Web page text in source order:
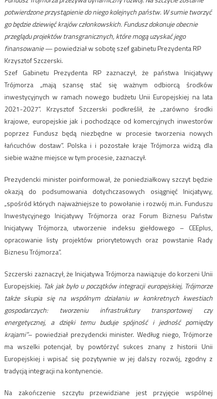
potwierdzone przystąpienie do niego kolejnych państw. W sumie tworzyć
go będzie dziewięć krajów członkowskich. Fundusz dokonuje obecnie
przeglądu projektów transgranicznych, które mogą uzyskać jego
finansowanie— powiedział w sobotę szef gabinetu Prezydenta RP
Krzysztof Szczerski.
Szef Gabinetu Prezydenta RP zaznaczył, że państwa Inicjatywy
Trójmorza „mają szansę stać się ważnym odbiorcą środków
inwestycyjnych w ramach nowego budżetu Unii Europejskiej na lata
2021-2027”. Krzysztof Szczerski podkreślił, że „zarówno środki
krajowe, europejskie jak i pochodzące od komercyjnych inwestorów
poprzez Fundusz będą niezbędne w procesie tworzenia nowych
łańcuchów dostaw”. Polska i i pozostałe kraje Trójmorza widzą dla
siebie ważne miejsce w tym procesie, zaznaczył.
Prezydencki minister poinformował, że poniedziałkowy szczyt będzie
okazją do podsumowania dotychczasowych osiągnięć Inicjatywy,
„spośród których najważniejsze to powołanie i rozwój m.in. Funduszu
Inwestycyjnego Inicjatywy Trójmorza oraz Forum Biznesu Państw
Inicjatywy Trójmorza, utworzenie indeksu giełdowego – CEEplus,
opracowanie listy projektów priorytetowych oraz powstanie Rady
Biznesu Trójmorza”.
Szczerski zaznaczył, że Inicjatywa Trójmorza nawiązuje do korzeni Unii
Europejskiej. Tak jak było u początków integracji europejskiej, Trójmorze
także skupia się na wspólnym działaniu w konkretnych kwestiach
gospodarczych: tworzeniu infrastruktury transportowej czy
energetycznej, a dzięki temu buduje spójność i jedność pomiędzy
krajami”– powiedział prezydencki minister. Według niego, Trójmorze
ma wszelki potencjał, by powtórzyć sukces znany z historii Unii
Europejskiej i wpisać się pozytywnie w jej dalszy rozwój, zgodny z
tradycją integracji na kontynencie.
Na zakończenie szczytu przewidziane jest przyjęcie wspólnej